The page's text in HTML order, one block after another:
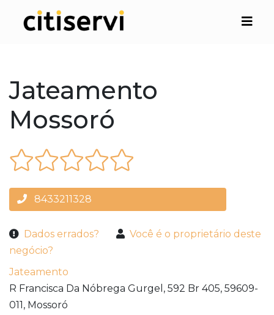
Jateamento
Mossoró
8433211328
Dados errados?
Você é o proprietário deste
negócio?
Jateamento
R Francisca Da Nóbrega Gurgel, 592 Br 405, 59609-
011, Mossoró